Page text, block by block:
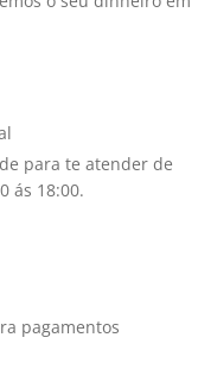
para te atender de
ás 18:00.
pagamentos